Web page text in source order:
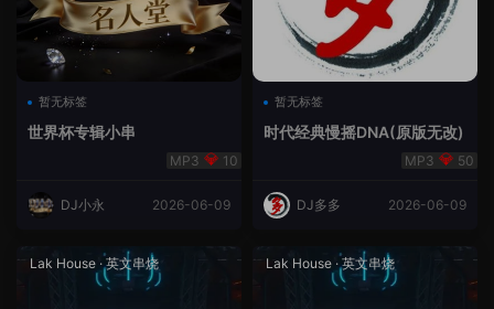
暂无标签
世界杯专辑小串
10
DJ小永 2026-06-09
暂无标签
时代经典慢摇DNA(原版无改)
50
DJ多多 2026-06-09
Lak House ·英文串烧 Lak House ·英文串烧